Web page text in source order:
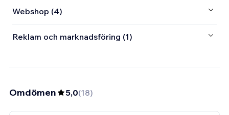
Webshop (4)
Reklam och marknadsföring (1)
Omdömen 5,0(18)